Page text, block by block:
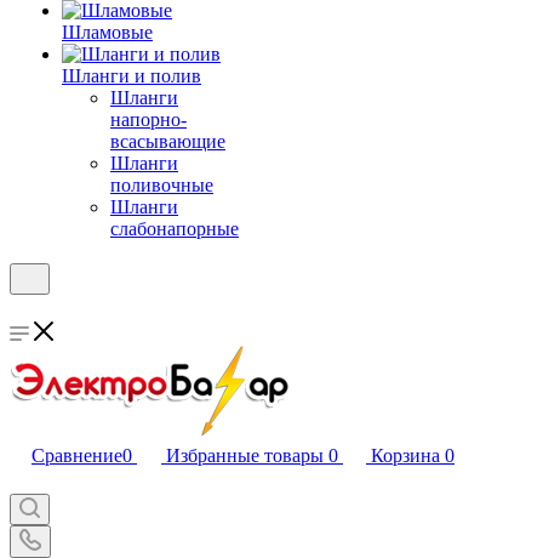
Шламовые
Шланги и полив
Шланги
напорно-
всасывающие
Шланги
поливочные
Шланги
слабонапорные
Сравнение0 Избранные товары 0 Корзина 0